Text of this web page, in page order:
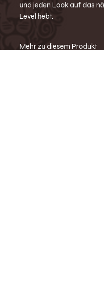
und jeden Look auf das
Level hebt.
Mehr zu diesem Produkt